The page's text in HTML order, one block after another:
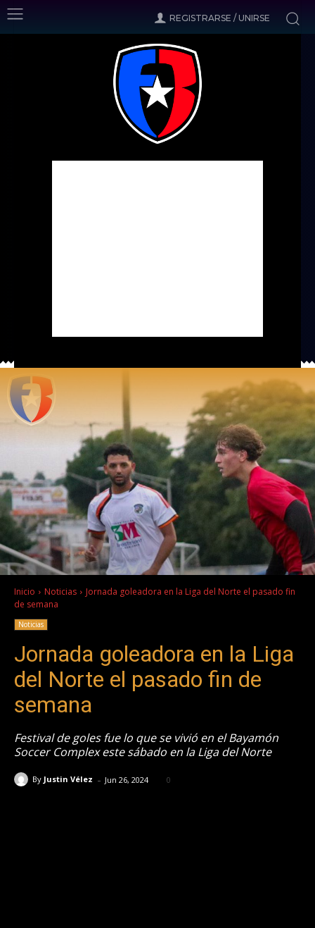
REGISTRARSE / UNIRSE
Inicio Noticias
Jornada goleadora en la Liga del Norte el pasado fin
de semana
Noticias
Jornada goleadora en la Liga
del Norte el pasado fin de
semana
Festival de goles fue lo que se vivió en el Bayamón
Soccer Complex este sábado en la Liga del Norte
By Justin Vélez - Jun 26, 2024 0